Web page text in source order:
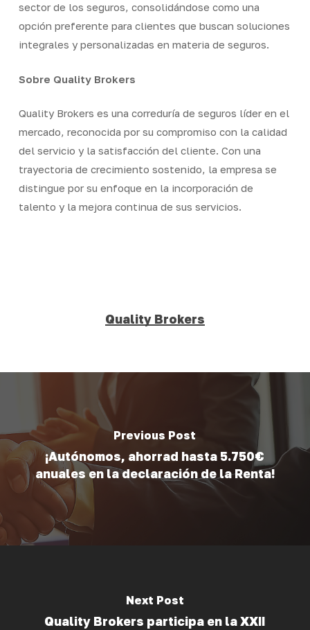
sector de los seguros, consolidándose como una
opción preferente para clientes que buscan soluciones
integrales y personalizadas en materia de seguros.
Sobre Quality Brokers
Quality Brokers es una correduría de seguros líder en el
mercado, reconocida por su compromiso con la calidad
del servicio y la satisfacción del cliente. Con una
trayectoria de crecimiento sostenido, la empresa se
distingue por su enfoque en la incorporación de
talento y la mejora continua de sus servicios.
Quality Brokers
Previous Post
¡Autónomos, ahorrad hasta 5.750€
anuales en la declaración de la Renta!
Next Post
Quality Brokers participa en la XXII